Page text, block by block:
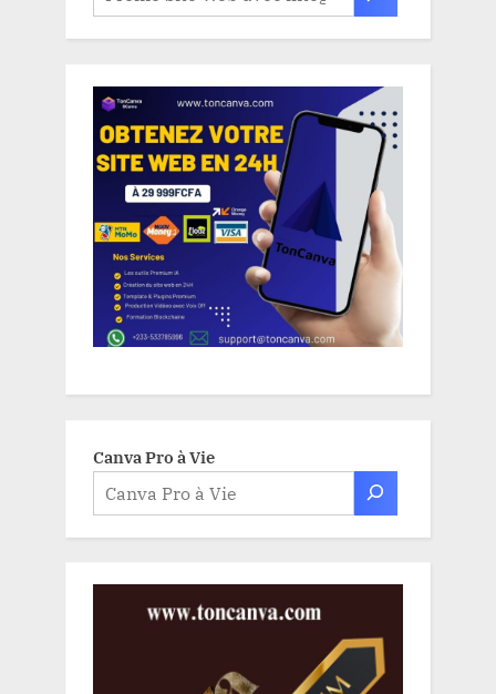
Canva Pro à Vie